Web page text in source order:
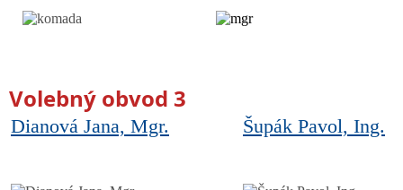
Volebný obvod 3
Dianová Jana, Mgr. Šupák Pavol, Ing.